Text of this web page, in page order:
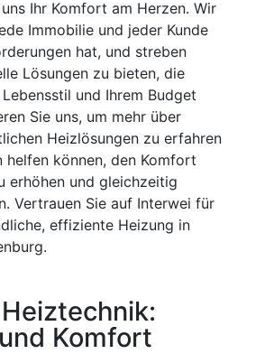
Ihr Komfort am Herzen. Wir
Immobilie und jeder Kunde
hat, und streben
Lösungen zu bieten, die
und Ihrem Budget
Sie uns, um mehr über
Heizlösungen zu erfahren
helfen können, den Komfort
erhöhen und gleichzeitig
Vertrauen Sie auf Interwei für
effiziente Heizung in
Komfort